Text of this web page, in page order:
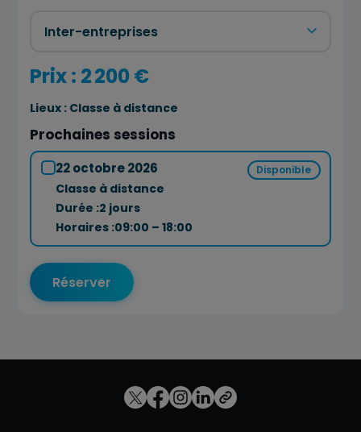
Prix : 2 200 €
Lieux : Classe à distance
Prochaines sessions
22 octobre 2026 Disponible
Classe à distance
Durée :2 jours
Horaires :09:00 – 18:00
Réserver